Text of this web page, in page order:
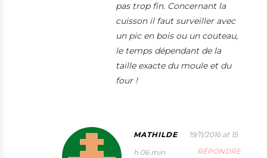
pas trop fin. Concernant la
cuisson il faut surveiller avec
un pic en bois ou un couteau,
le temps dépendant de la
taille exacte du moule et du
four !
MATHILDE
19/11/2016 at 15
h 06 min
RÉPONDRE